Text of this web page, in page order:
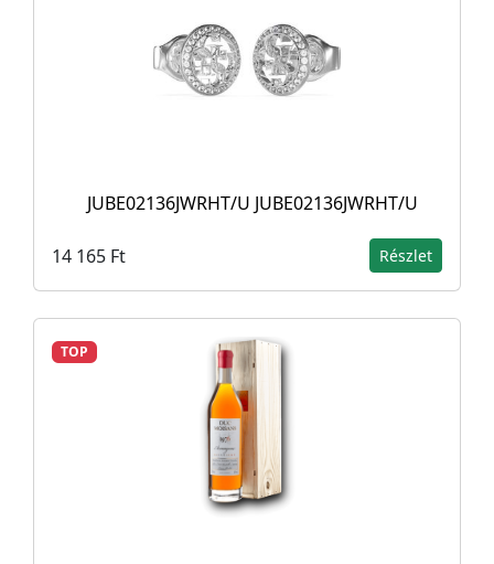
JUBE02136JWRHT/U JUBE02136JWRHT/U
14 165 Ft Részlet
TOP